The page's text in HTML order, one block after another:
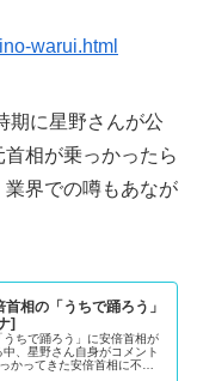
warui.html
期に星野さんが公
相が乗っかったら
業界での噂もあなが
相の「うちで踊ろう」
]
ちで踊ろう」に安倍首相が
、星野さん自身がコメント
かってきた安倍首相に不快